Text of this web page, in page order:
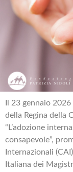
Il 23 gennaio
della Regina della
“L’adozione
consapevole”,
Internazionali
Italiana dei